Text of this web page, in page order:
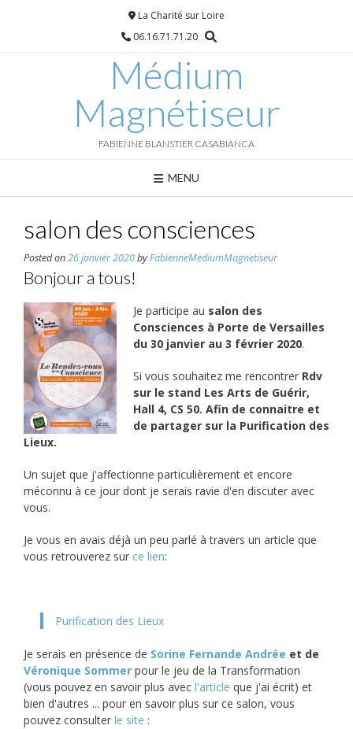
La Charité sur Loire
06.16.71.71.20
Médium
Magnétiseur
FABIENNE BLANSTIER CASABIANCA
MENU
salon des consciences
Posted on26 janvier 2020byFabienneMediumMagnetiseur
Bonjour a tous!
Je participe au salon des
Consciences à Porte de Versailles
du 30 janvier au 3 février 2020.
Si vous souhaitez me rencontrer Rdv
sur le stand Les Arts de Guérir,
Hall 4, CS 50. Afin de connaitre et
de partager sur la Purification des
Lieux.
Un sujet que j'affectionne particulièrement et encore
méconnu à ce jour dont je serais ravie d'en discuter avec
vous.
Je vous en avais déjà un peu parlé à travers un article que
vous retrouverez sur ce lien:
Purification des Lieux
Je serais en présence de Sorine Fernande Andrée et de
Véronique Sommer pour le jeu de la Transformation
(vous pouvez en savoir plus avec l'article que j'ai écrit) et
bien d'autres ... pour en savoir plus sur ce salon, vous
pouvez consulter le site :